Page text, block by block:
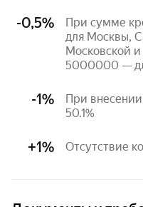
-0,5%
При сумме кредита от: 10000000 руб. —
для Москвы,
Московской
5000000 —
-1%
При внесении первоначального взноса от
50.1%
+1% Отсутствие